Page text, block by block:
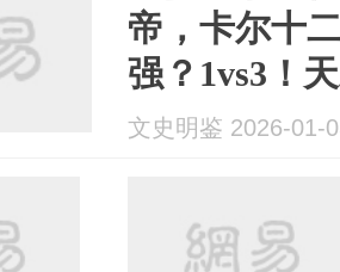
帝，卡尔十
强？1vs3！
这到底是怎
文史明鉴 2026-01-